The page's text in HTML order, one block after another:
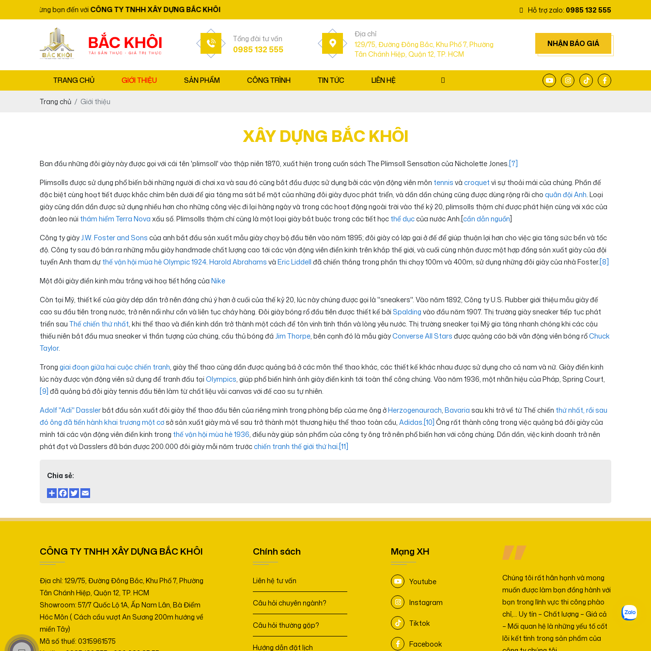
Chào mừng bạn đến vớiCÔNG TY TNHH XÂY DỰNG BẮC KHÔI Hỗ trợ zalo: 0985 132 555
Tổng đài tư vấn
0985 132 555
Địa chỉ
129/75, Đường Đông Bắc, Khu Phố 7, Phường
Tân Chánh Hiệp, Quận 12, TP. HCM
NHẬN BÁO GIÁ
TRANG CHỦ GIỚI THIỆU SẢN PHẨM CÔNG TRÌNH TIN TỨC LIÊN HỆ
Trang chủ Giới thiệu
XÂY DỰNG BẮC KHÔI
Ban đầu những đôi giày này được gọi với cái tên 'plimsoll' vào thập niên 1870, xuất hiện trong cuốn sách The Plimsoll Sensation của Nicholette Jones.[7]
Plimsolls được sử dụng phổ biến bởi những người đi chơi xa và sau đó cũng bắt đầu được sử dụng bởi các vận động viên môn tennis và croquet vì sự thoải mái của chúng. Phần đế
đặc biệt cùng hoạt tiết được khắc chìm bên dưới để gia tăng ma sát bề mặt của những đôi giày đựoc phát triển, và dần dần chúng cũng được dùng rộng rãi cho quân đội Anh. Loại
giày cũng dần dần được sử dụng nhiều hơn cho những công việc đi lại hàng ngày và trong các hoạt động ngoài trời vào thế kỷ 20, plimsolls thậm chí được phát hiện cùng với xác của
đoàn leo núi thám hiểm Terra Nova xấu số. Plimsolls thậm chí cũng là một loại giày bắt buộc trong các tiết học thể dục của nước Anh.[cần dẫn nguồn]
Công ty giàyJ.W. Foster and Sons của anh bắt đầu sản xuất mẫu giày chạy bộ đầu tiên vào năm 1895; đôi giày có lớp gai ở đế để giúp thuận lợi hơn cho việc gia tăng sức bền và tốc
độ. Công ty sau đó bán ra những mẫu giày handmade chất lượng cao tới các vận động viên điền kinh trên khắp thế giới, và cuối cùng nhận được một hợp đồng sản xuất giày của đội
tuyển Anh tham dự thế vận hội mùa hè Olympic 1924. Harold Abrahams và Eric Liddell đã chiến thắng trong phần thi chạy 100m và 400m, sử dụng những đôi giày của nhà Foster.[8]
Một đôi giày điền kinh màu trắng với hoạ tiết hồng của Nike
Còn tại Mỹ, thiết kế của giày dép dần trở nên đáng chú ý hơn ở cuối của thế kỷ 20, lúc này chúng được gọi là "sneakers". Vào năm 1892, Công ty U.S. Rubber giới thiệu mẫu giày đế
cao su đầu tiên trong nước, trở nên nổi như cồn và liên tục cháy hàng. Đôi giày bóng rổ đầu tiên được thiết kế bởi Spalding vào đầu năm 1907. Thị trường giày sneaker tiếp tục phát
triển sau Thế chiến thứ nhất, khi thể thao và điền kinh dần trở thành một cách để tôn vinh tinh thần và lòng yêu nước. Thị trường sneaker tại Mỹ gia tăng nhanh chóng khi các cậu
thiếu niên bắt đầu mua sneaker vì thần tượng của chúng, cầu thủ bóng đá Jim Thorpe, bên cạnh đó là mẫu giàyConverse All Stars được quảng cáo bởi vân động viên bóng rổChuck
Taylor.
Trong giai đoạn giữa hai cuộc chiến tranh, giày thể thao cũng dần được quảng bá ở các môn thể thao khác, các thiết kế khác nhau được sử dụng cho cả nam và nữ. Giày điền kinh
lúc này được vận động viên sử dụng để tranh đấu tạiOlympics, giúp phổ biến hình ảnh giày điền kinh tới toàn thể công chúng. Vào năm 1936, một nhãn hiệu của Pháp, Spring Court,
[9] đã quảng bá đôi giày tennis đầu tiên làm từ chất liệu vải canvas với đế cao su tự nhiên.
Adolf "Adi" Dasslerbắt đầu sản xuất đôi giày thể thao đầu tiên của riêng mình trong phòng bếp của mẹ ông ởHerzogenaurach, Bavaria sau khi trở về từ Thế chiến thứ nhất, rồi sau
đó ông đã tiến hành khai trương một cơ sở sản xuất giày mà về sau trở thành một thương hiệu thể thao toàn cầu, Adidas.[10] Ông rất thành công trong việc quảng bá đôi giày của
mình tới các vận động viên điền kinh trong thế vận hội mùa hè 1936, điều này giúp sản phẩm của công ty ông trở nên phổ biến hơn với công chúng. Dần dần, việc kinh doanh trở nên
phát đạt và Dasslers đã bán được 200.000 đôi giày mỗi năm trước chiến tranh thế giới thứ hai.[11]
Chia sẻ:
CÔNG TY TNHH XÂY DỰNG BẮC KHÔI
Địa chỉ: 129/75, Đường Đông Bắc, Khu Phố 7, Phường
Tân Chánh Hiệp, Quận 12, TP. HCM
Showroom: 57/7 Quốc Lộ 1A, Ấp Nam Lân, Bà Điểm
Hóc Môn ( Cách cầu vượt An Sương 200m hướng về
miền Tây)
Mã số thuế: 0315961575
Chính sách
Liên hệ tư vấn
Câu hỏi chuyên ngành?
Câu hỏi thường gặp?
Hướng dẫn đặt lịch
Mạng XH
Youtube
Instagram
Tiktok
Facebook
Chúng tôi rất hân hạnh và mong
muốn được làm bạn đồng hành với
bạn trong lĩnh vực thi công phào
chỉ,… Uy tín – Chất lượng – Giá cả
– Mối quan hệ là những yếu tố cốt
lõi kết tinh trong sản phẩm của